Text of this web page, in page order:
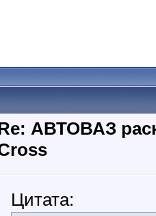
АВТОВАЗ
Цитата: